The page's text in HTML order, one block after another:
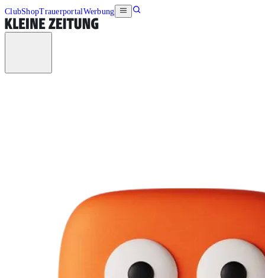
ClubShopTrauerportalWerbung